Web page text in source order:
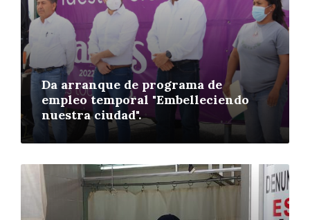
Da arranque de programa de
empleo temporal "Embelleciendo
nuestra ciudad".
More